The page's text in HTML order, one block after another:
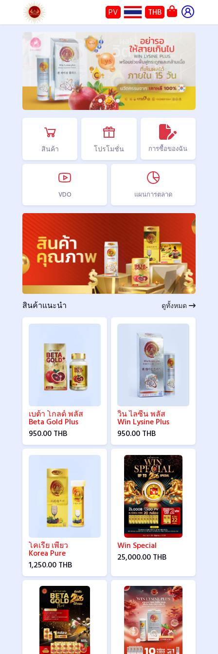
PV THB
สินค้า โปรโมชั่น การซื้อของฉัน
VDO แผนการตลาด
สินค้าแนะนำ ดูทั้งหมด
เบต้า โกลด์ พลัส
Beta Gold Plus
950.00 THB
วิน ไลซีน พลัส
Win Lysine Plus
950.00 THB
โคเรีย เพียว
Korea Pure
1,250.00 THB
Win Special
25,000.00 THB